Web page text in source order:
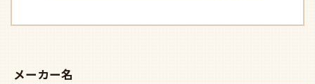
メーカー名